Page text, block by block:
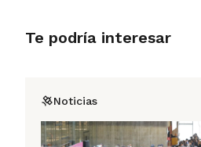
Te podría interesar
Noticias